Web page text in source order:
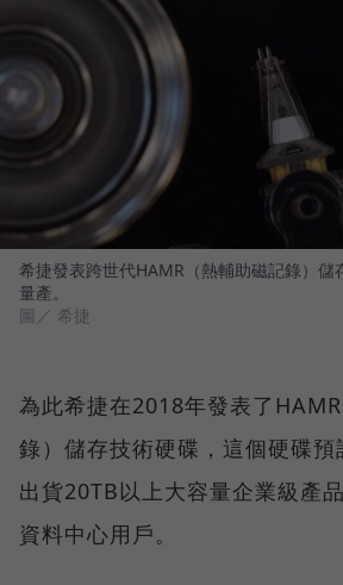
希捷發表跨世代HAMR（熱輔助磁記錄）儲
量產。
圖／ 希捷
為此希捷在2018年發表了
錄）儲存技術硬碟，這個硬碟
出貨20TB以上大容量企業級產
資料中心用戶。